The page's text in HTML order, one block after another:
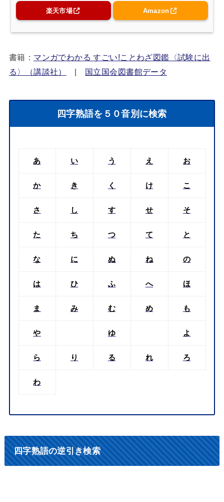
楽天市場 Amazon
書籍： マンガでわかる すごい!ことわざ図鑑〈試験に出
る〉（講談社）
| 国立国会図書館データ
四字熟語を５０音別に検索
あ い う え お
か き く け こ
さ し す せ そ
た ち つ て と
な に ぬ ね の
は ひ ふ へ ほ
ま み む め も
や ゆ よ
ら り る れ ろ
わ
四字熟語の逆引き検索